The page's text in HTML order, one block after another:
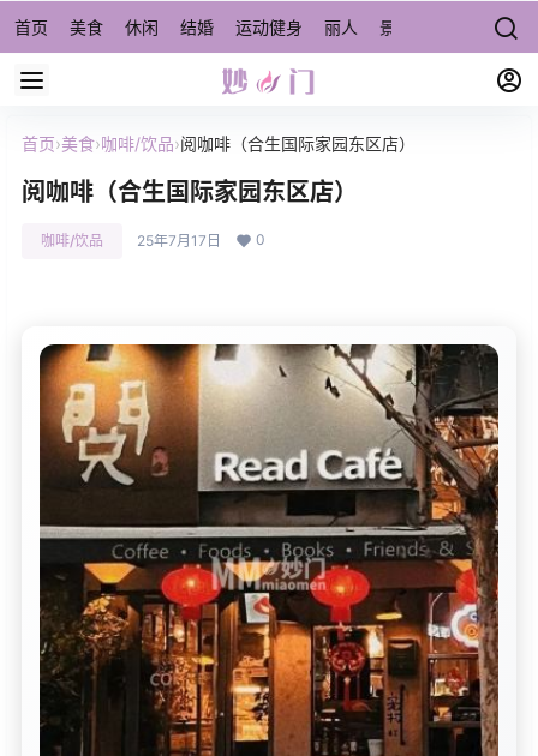
首页 美食 休闲 结婚 运动健身 丽人 景点/周边游 宠物
首页›美食›咖啡/饮品›阅咖啡（合生国际家园东区店）
阅咖啡（合生国际家园东区店）
咖啡/饮品 25年7月17日 0